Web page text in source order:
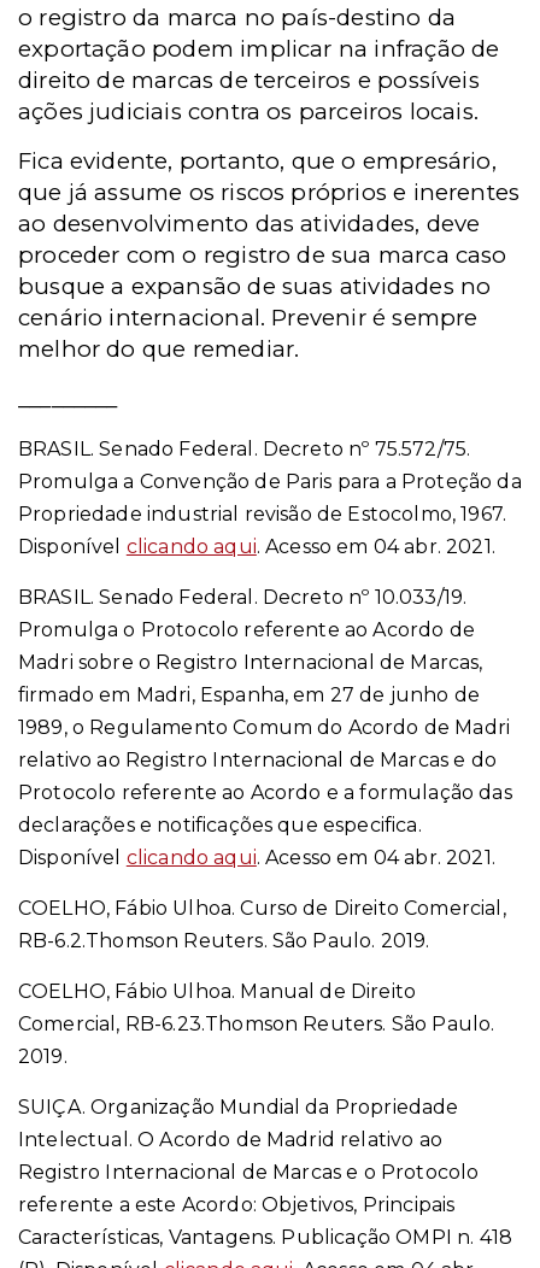
o registro da marca no país-destino da
exportação podem implicar na infração de
direito de marcas de terceiros e possíveis
ações judiciais contra os parceiros locais.
Fica evidente, portanto, que o empresário,
que já assume os riscos próprios e inerentes
ao desenvolvimento das atividades, deve
proceder com o registro de sua marca caso
busque a expansão de suas atividades no
cenário internacional. Prevenir é sempre
melhor do que remediar.
BRASIL. Senado Federal. Decreto nº 75.572/75.
Promulga a Convenção de Paris para a Proteção da
Propriedade industrial revisão de Estocolmo, 1967.
Disponível clicando aqui. Acesso em 04 abr. 2021.
BRASIL. Senado Federal. Decreto nº 10.033/19.
Promulga o Protocolo referente ao Acordo de
Madri sobre o Registro Internacional de Marcas,
firmado em Madri, Espanha, em 27 de junho de
1989, o Regulamento Comum do Acordo de Madri
relativo ao Registro Internacional de Marcas e do
Protocolo referente ao Acordo e a formulação das
declarações e notificações que especifica.
Disponível clicando aqui. Acesso em 04 abr. 2021.
COELHO, Fábio Ulhoa. Curso de Direito Comercial,
RB-6.2.Thomson Reuters. São Paulo. 2019.
COELHO, Fábio Ulhoa. Manual de Direito
Comercial, RB-6.23.Thomson Reuters. São Paulo.
2019.
SUIÇA. Organização Mundial da Propriedade
Intelectual. O Acordo de Madrid relativo ao
Registro Internacional de Marcas e o Protocolo
referente a este Acordo: Objetivos, Principais
Características, Vantagens. Publicação OMPI n. 418